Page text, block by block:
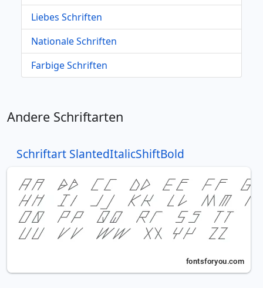
Liebes Schriften
Nationale Schriften
Farbige Schriften
Andere Schriftarten
Schriftart SlantedItalicShiftBold